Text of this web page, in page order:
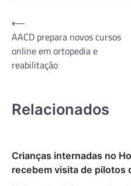
Navegação
de
Post
⟵
AACD prepara novos cursos
online em ortopedia e
reabilitação
Relacionados
Crianças internadas no
recebem visita de pilotos